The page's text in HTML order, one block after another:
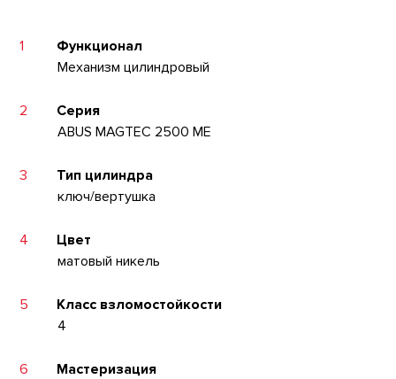
1
Функционал
Механизм цилиндровый
2
Серия
ABUS MAGTEC 2500 ME
3
Тип цилиндра
ключ/вертушка
4
Цвет
матовый никель
5
Класс взломостойкости
4
6
Мастеризация